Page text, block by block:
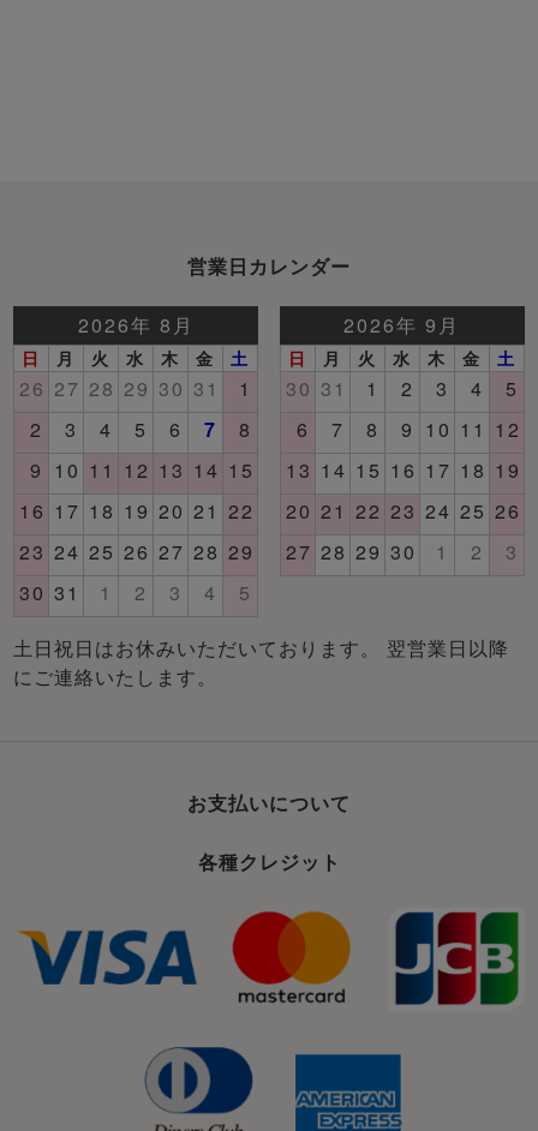
営業日カレンダー
土日祝日はお休みいただいております。 翌営業日以降
にご連絡いたします。
お支払いについて
各種クレジット